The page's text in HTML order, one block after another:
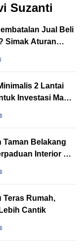
Suzanti
Jual Beli
Simak Aturan
2 Lantai
Investasi Masa
Taman Belakang
Interior &
Teras Rumah,
Cantik